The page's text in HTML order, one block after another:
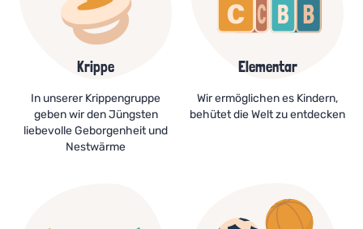
Krippe
In unserer Krippengruppe
geben wir den Jüngsten
liebevolle Geborgenheit und
Nestwärme
Elementar
Wir ermöglichen es Kindern,
behütet die Welt zu entdecken